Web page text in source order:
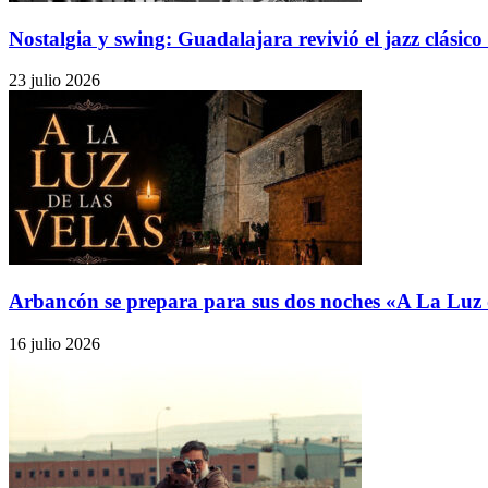
Nostalgia y swing: Guadalajara revivió el jazz clásico
23 julio 2026
Arbancón se prepara para sus dos noches «A La Luz
16 julio 2026